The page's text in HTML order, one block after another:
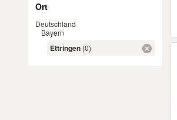
Ort
Deutschland
Bayern
Ettringen (0)